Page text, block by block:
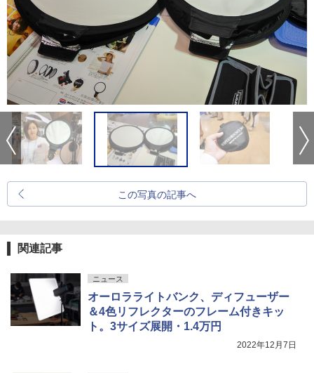
この写真の記事へ
関連記事
ニュース
オーロラライトバンク、ディフューザー
＆4色リフレクターのフレーム付きキッ
ト。3サイズ展開・1.4万円
2022年12月7日